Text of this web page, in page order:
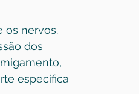
os nervos.
dos
específica